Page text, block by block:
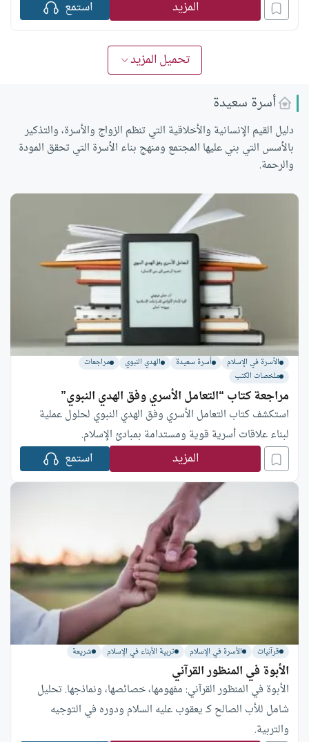
المزيد استمع
تحميل المزيد
أسرة سعيدة
دليل القيم الإنسانية والأخلاقية التي تنظم الزواج والأسرة، والتذكير
بالأسس التي بني عليها المجتمع ومنهج بناء الأسرة التي تحقق المودة
والرحمة.
الأسرة في الإسلام أسرة سعيدة الهدي النبوي
مراجعات
ملخصات الكتب
مراجعة كتاب “التعامل الأسري وفق الهدي النبوي”
استكشف كتاب التعامل الأسري وفق الهدي النبوي لحلول عملية
لبناء علاقات أسرية قوية ومستدامة بمبادئ الإسلام.
المزيد استمع
قرآنيات الأسرة في الإسلام تربية الأبناء في الإسلام شريعة
الأبوة في المنظور القرآني
الأبوة في المنظور القرآني: مفهومها، خصائصها، ونماذجها. تحليل
شامل للأب الصالح كـ يعقوب عليه السلام ودوره في التوجيه
والتربية.